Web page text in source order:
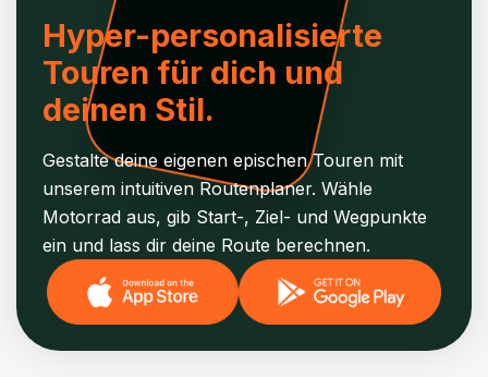
Hyper-personalisierte
Touren für dich und
deinen Stil.
Gestalte deine eigenen epischen Touren mit
unserem intuitiven Routenplaner. Wähle
Motorrad aus, gib Start-, Ziel- und Wegpunkte
ein und lass dir deine Route berechnen.